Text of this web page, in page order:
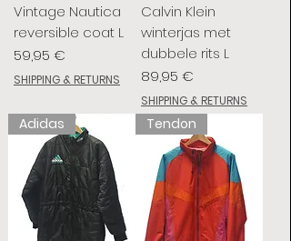
Vintage Nautica
reversible coat L
Preis
59,95 €
SHIPPING & RETURNS
Calvin Klein
winterjas met
dubbele rits L
Preis
89,95 €
SHIPPING & RETURNS
Adidas Tendon